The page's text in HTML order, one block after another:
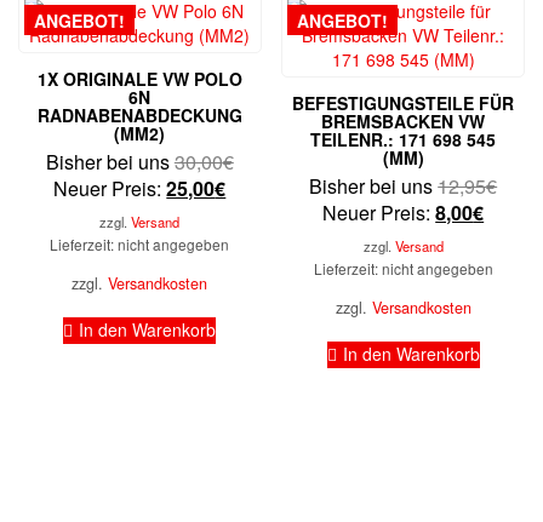
ANGEBOT!
1X ORIGINALE VW POLO
6N
RADNABENABDECKUNG
(MM2)
Bisher bei uns30,00€Ursprünglicher
Neuer Preis: 25,00€Aktueller
ist:
zzgl.Versand
Lieferzeit: nicht angegeben
zzgl.Versandkosten
In den Warenkorb
ANGEBOT!
BEFESTIGUNGSTEILE FÜR
BREMSBACKEN VW
TEILENR.: 171 698 545
(MM)
Bisher bei uns12,95€
Neuer Preis: 8,00€
ist:
zzgl. Versand
Lieferzeit: nicht angegeben
zzgl. Versandkosten
In den Warenkorb